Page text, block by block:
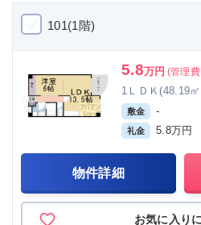
101(1階)
5.8万円 (管理
1ＬＤＫ(48.19
敷金 -
礼金 5.8万円
物件詳細
お気に入り